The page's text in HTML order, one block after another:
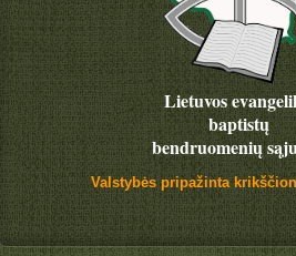
Lietuvos
baptistų
bendruomenių
Valstybės pripažinta